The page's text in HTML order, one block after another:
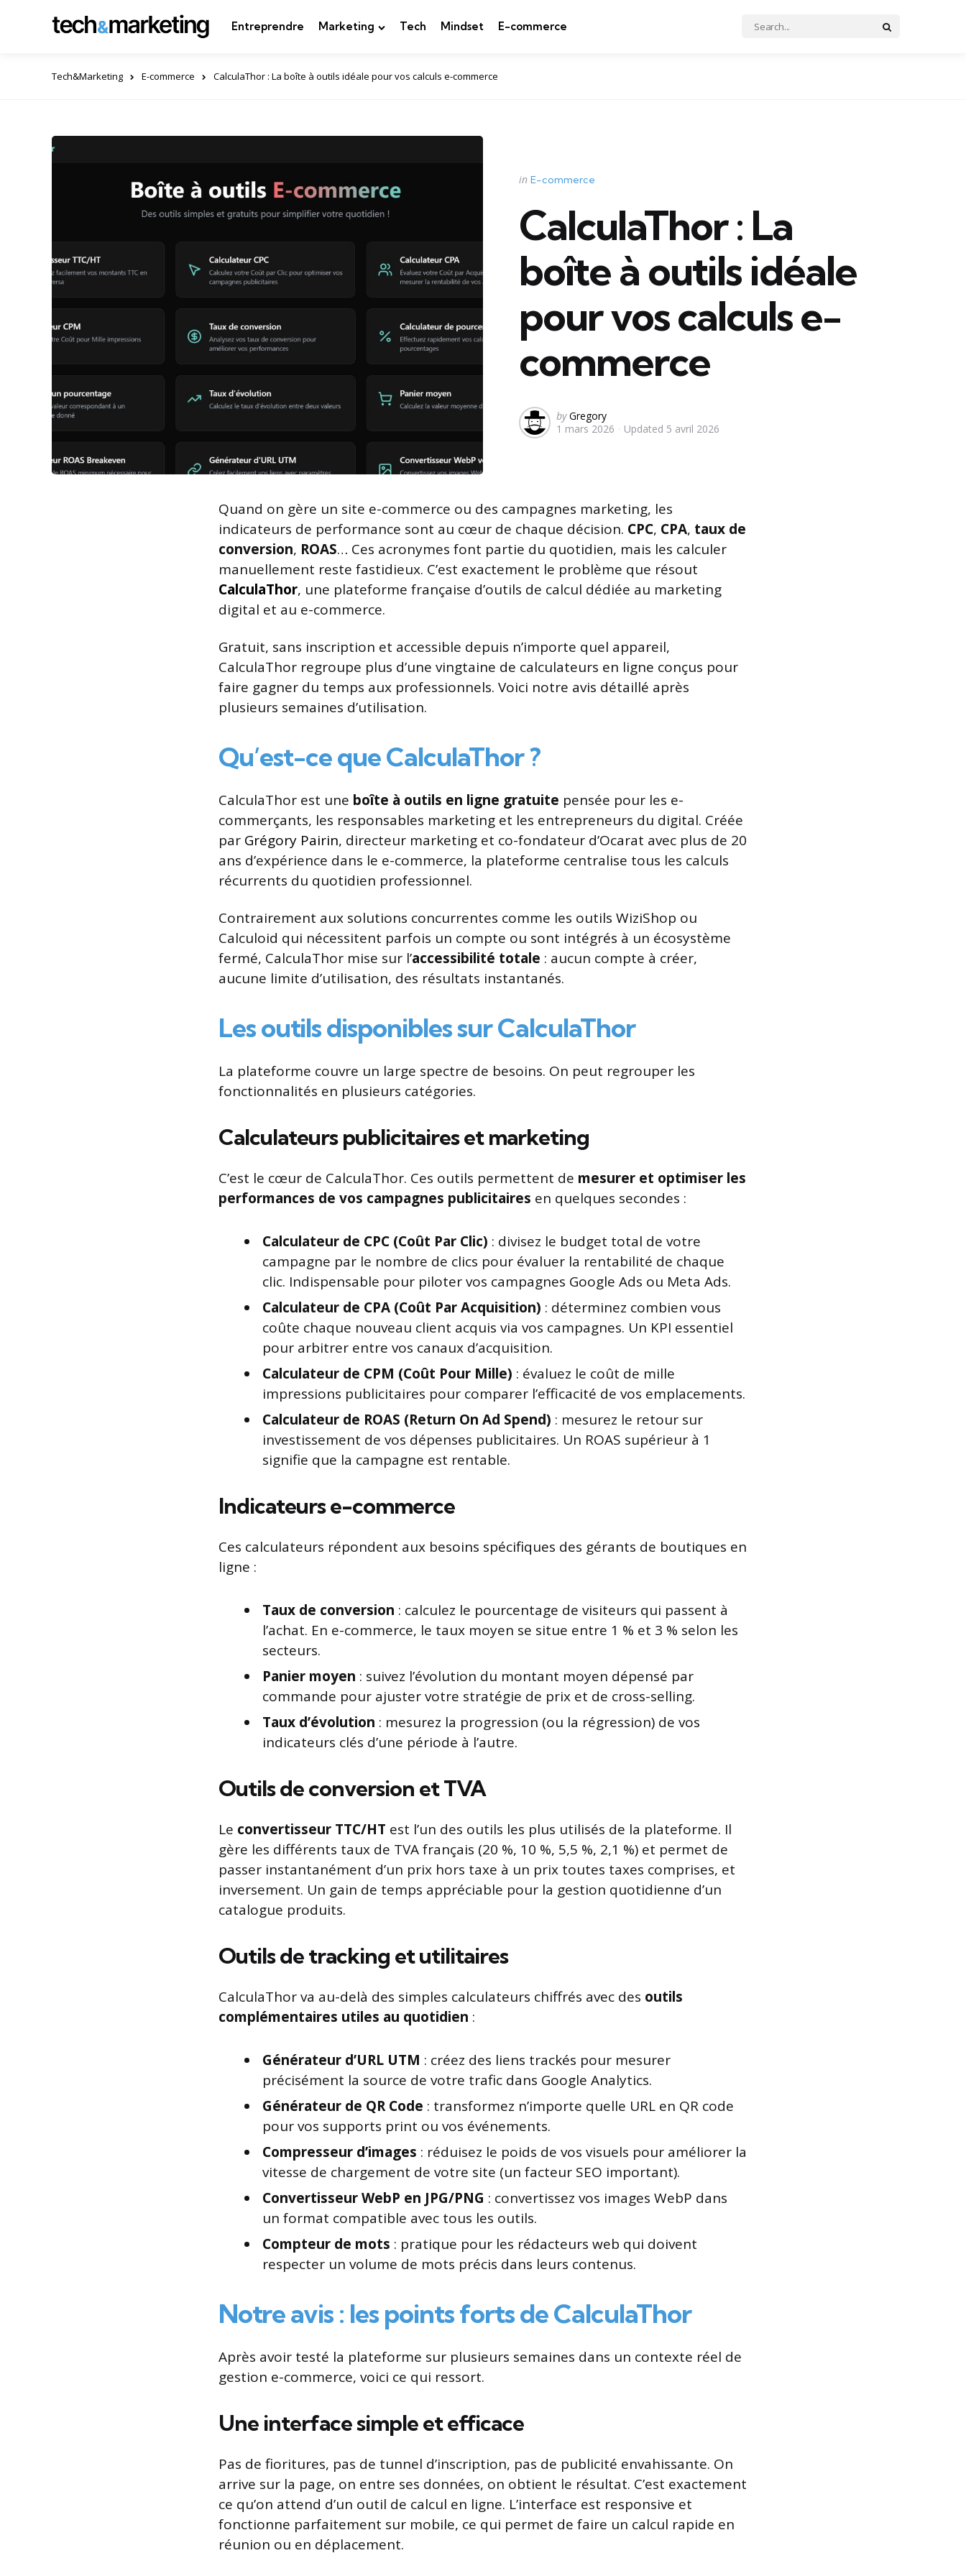
Entreprendre Marketing Tech Mindset E-commerce
Search
for:
Tech&Marketing E-commerce CalculaThor : La boîte à outils idéale pour vos calculs e-commerce
Categories
Posted
in E-commerce
CalculaThor : La
boîte à outils idéale
pour vos calculs e-
commerce
Posted
by
by Gregory
1 mars 2026
Updated 5 avril 2026
Quand on gère un site e-commerce ou des campagnes marketing, les
indicateurs de performance sont au cœur de chaque décision. CPC, CPA, taux de
conversion, ROAS… Ces acronymes font partie du quotidien, mais les calculer
manuellement reste fastidieux. C’est exactement le problème que résout
CalculaThor, une plateforme française d’outils de calcul dédiée au marketing
digital et au e-commerce.
Gratuit, sans inscription et accessible depuis n’importe quel appareil,
CalculaThor regroupe plus d’une vingtaine de calculateurs en ligne conçus pour
faire gagner du temps aux professionnels. Voici notre avis détaillé après
plusieurs semaines d’utilisation.
Qu’est-ce que CalculaThor ?
CalculaThor est une boîte à outils en ligne gratuite pensée pour les e-
commerçants, les responsables marketing et les entrepreneurs du digital. Créée
par Grégory Pairin, directeur marketing et co-fondateur d’Ocarat avec plus de 20
ans d’expérience dans le e-commerce, la plateforme centralise tous les calculs
récurrents du quotidien professionnel.
Contrairement aux solutions concurrentes comme les outils WiziShop ou
Calculoid qui nécessitent parfois un compte ou sont intégrés à un écosystème
fermé, CalculaThor mise sur l’accessibilité totale : aucun compte à créer,
aucune limite d’utilisation, des résultats instantanés.
Les outils disponibles sur CalculaThor
La plateforme couvre un large spectre de besoins. On peut regrouper les
fonctionnalités en plusieurs catégories.
Calculateurs publicitaires et marketing
C’est le cœur de CalculaThor. Ces outils permettent de mesurer et optimiser les
performances de vos campagnes publicitaires en quelques secondes :
Calculateur de CPC (Coût Par Clic) : divisez le budget total de votre
campagne par le nombre de clics pour évaluer la rentabilité de chaque
clic. Indispensable pour piloter vos campagnes Google Ads ou Meta Ads.
Calculateur de CPA (Coût Par Acquisition) : déterminez combien vous
coûte chaque nouveau client acquis via vos campagnes. Un KPI essentiel
pour arbitrer entre vos canaux d’acquisition.
Calculateur de CPM (Coût Pour Mille) : évaluez le coût de mille
impressions publicitaires pour comparer l’efficacité de vos emplacements.
Calculateur de ROAS (Return On Ad Spend) : mesurez le retour sur
investissement de vos dépenses publicitaires. Un ROAS supérieur à 1
signifie que la campagne est rentable.
Indicateurs e-commerce
Ces calculateurs répondent aux besoins spécifiques des gérants de boutiques en
ligne :
Taux de conversion : calculez le pourcentage de visiteurs qui passent à
l’achat. En e-commerce, le taux moyen se situe entre 1 % et 3 % selon les
secteurs.
Panier moyen : suivez l’évolution du montant moyen dépensé par
commande pour ajuster votre stratégie de prix et de cross-selling.
Taux d’évolution : mesurez la progression (ou la régression) de vos
indicateurs clés d’une période à l’autre.
Outils de conversion et TVA
Le convertisseur TTC/HT est l’un des outils les plus utilisés de la plateforme. Il
gère les différents taux de TVA français (20 %, 10 %, 5,5 %, 2,1 %) et permet de
passer instantanément d’un prix hors taxe à un prix toutes taxes comprises, et
inversement. Un gain de temps appréciable pour la gestion quotidienne d’un
catalogue produits.
Outils de tracking et utilitaires
CalculaThor va au-delà des simples calculateurs chiffrés avec des outils
complémentaires utiles au quotidien :
Générateur d’URL UTM : créez des liens trackés pour mesurer
précisément la source de votre trafic dans Google Analytics.
Générateur de QR Code : transformez n’importe quelle URL en QR code
pour vos supports print ou vos événements.
Compresseur d’images : réduisez le poids de vos visuels pour améliorer la
vitesse de chargement de votre site (un facteur SEO important).
Convertisseur WebP en JPG/PNG : convertissez vos images WebP dans
un format compatible avec tous les outils.
Compteur de mots : pratique pour les rédacteurs web qui doivent
respecter un volume de mots précis dans leurs contenus.
Notre avis : les points forts de CalculaThor
Après avoir testé la plateforme sur plusieurs semaines dans un contexte réel de
gestion e-commerce, voici ce qui ressort.
Une interface simple et efficace
Pas de fioritures, pas de tunnel d’inscription, pas de publicité envahissante. On
arrive sur la page, on entre ses données, on obtient le résultat. C’est exactement
ce qu’on attend d’un outil de calcul en ligne. L’interface est responsive et
fonctionne parfaitement sur mobile, ce qui permet de faire un calcul rapide en
réunion ou en déplacement.